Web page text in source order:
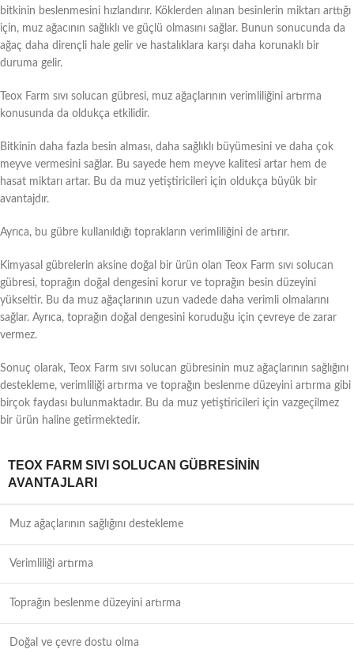
bitkinin beslenmesini hızlandırır. Köklerden alınan besinlerin miktarı arttığı
için, muz ağacının sağlıklı ve güçlü olmasını sağlar. Bunun sonucunda da
ağaç daha dirençli hale gelir ve hastalıklara karşı daha korunaklı bir
duruma gelir.
Teox Farm sıvı solucan gübresi, muz ağaçlarının verimliliğini artırma
konusunda da oldukça etkilidir.
Bitkinin daha fazla besin alması, daha sağlıklı büyümesini ve daha çok
meyve vermesini sağlar. Bu sayede hem meyve kalitesi artar hem de
hasat miktarı artar. Bu da muz yetiştiricileri için oldukça büyük bir
avantajdır.
Ayrıca, bu gübre kullanıldığı toprakların verimliliğini de artırır.
Kimyasal gübrelerin aksine doğal bir ürün olan Teox Farm sıvı solucan
gübresi, toprağın doğal dengesini korur ve toprağın besin düzeyini
yükseltir. Bu da muz ağaçlarının uzun vadede daha verimli olmalarını
sağlar. Ayrıca, toprağın doğal dengesini koruduğu için çevreye de zarar
vermez.
Sonuç olarak, Teox Farm sıvı solucan gübresinin muz ağaçlarının sağlığını
destekleme, verimliliği artırma ve toprağın beslenme düzeyini artırma gibi
birçok faydası bulunmaktadır. Bu da muz yetiştiricileri için vazgeçilmez
bir ürün haline getirmektedir.
TEOX FARM SIVI SOLUCAN GÜBRESININ
AVANTAJLARI
Muz ağaçlarının sağlığını destekleme
Verimliliği artırma
Toprağın beslenme düzeyini artırma
Doğal ve çevre dostu olma